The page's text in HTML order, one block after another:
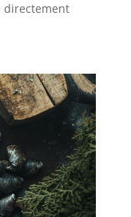
directement